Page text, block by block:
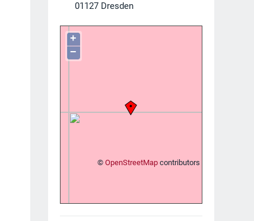
01127 Dresden
+
−
© OpenStreetMapcontributors